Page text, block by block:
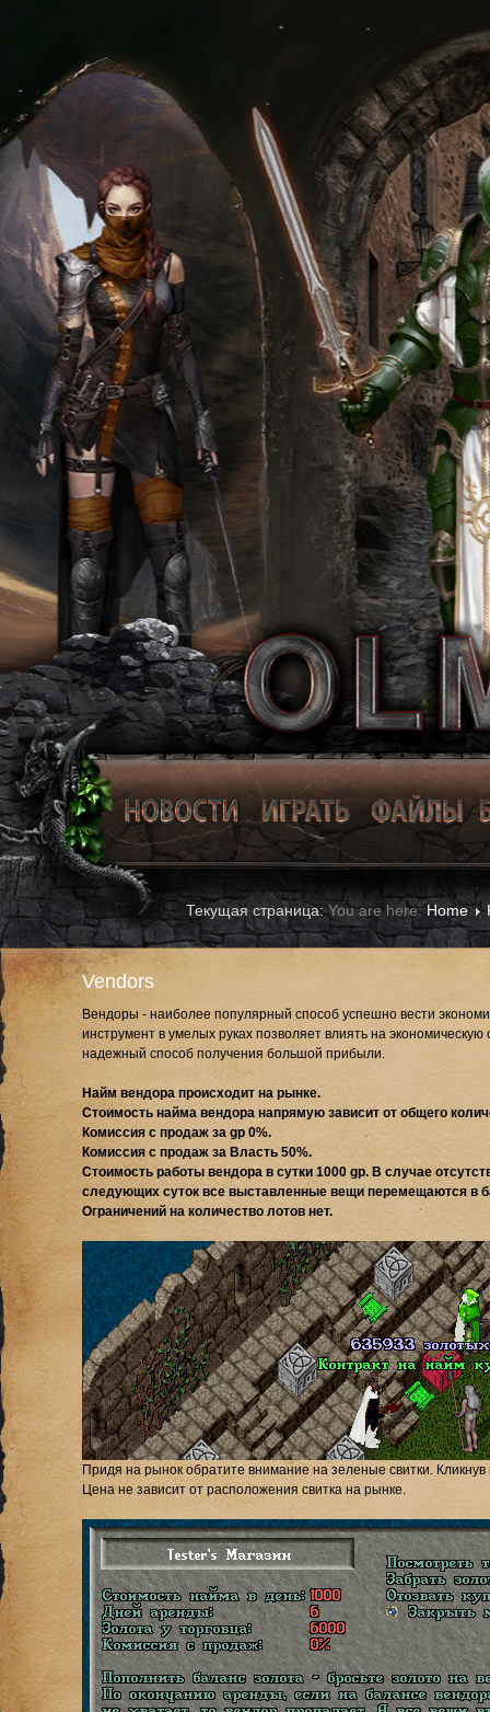
You are here:Home
Vendors
Вендоры - наиболее популярный способ успешно вести
инструмент в умелых руках позволяет влиять на
надежный способ получения большой прибыли.
Найм вендора происходит на рынке.
Стоимость найма вендора напрямую зависит от общего
Комиссия с продаж за gp 0%.
Комиссия с продаж за Власть 50%.
Стоимость работы вендора в сутки 1000 gp. В случае
следующих суток все выставленные вещи перемещаются в
Ограничений на количество лотов нет.
Придя на рынок обратите внимание на зеленые свитки.
Цена не зависит от расположения свитка на рынке.